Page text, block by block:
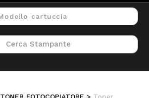
TONER FOTOCOPIATORE > Toner